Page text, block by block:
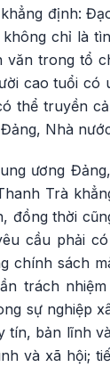
định:
chỉ là
văn trong tổ
cao tuổi
thể truyền
Nhà
ương
Trà
đồng thời
cầu phải
chính sách
trách
sự nghiệp
tín, bản lĩnh
và xã hội;